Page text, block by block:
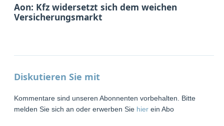
Aon: Kfz widersetzt sich dem weichen
Versicherungsmarkt
Diskutieren Sie mit
Kommentare sind unseren Abonnenten vorbehalten. Bitte
melden Sie sich an oder erwerben Sie hier ein Abo